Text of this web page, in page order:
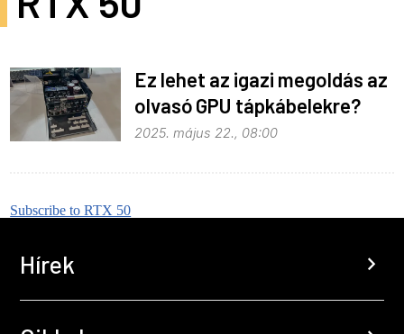
Ez lehet az igazi megoldás az
olvasó GPU tápkábelekre?
2025. május 22., 08:00
Subscribe to RTX 50
Hírek chevron_right